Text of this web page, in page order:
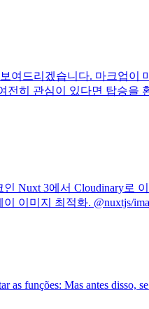
여드리겠습니다. 마크업
히 관심이 있다면 탑승을
Nuxt 3에서 Cloudinary로
이미지 최적화. @nuxtjs/
funções: Mas antes disso,